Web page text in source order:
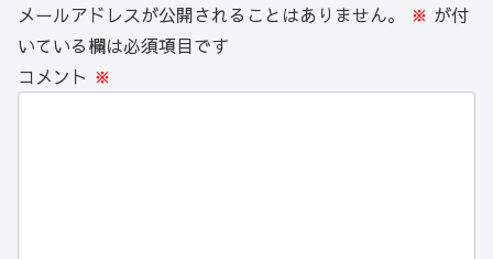
メールアドレスが公開されることはありません。 ※ が付
いている欄は必須項目です
コメント ※